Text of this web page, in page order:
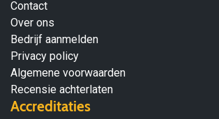
Contact
Over ons
Bedrijf aanmelden
Privacy policy
Algemene voorwaarden
Recensie achterlaten
Accreditaties